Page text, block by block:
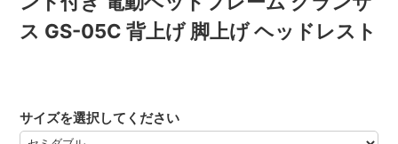
ス GS-05C 背上げ 脚上げ ヘッドレスト
サイズを選択してください